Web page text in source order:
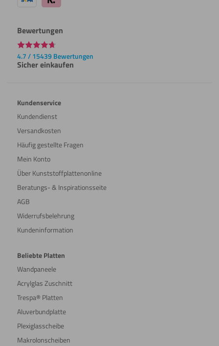
Bewertungen
4.7 / 15439 Bewertungen
Sicher einkaufen
Kundenservice
Kundendienst
Versandkosten
Häufig gestellte Fragen
Mein Konto
Über Kunststoffplattenonline
Beratungs- & Inspirationsseite
AGB
Widerrufsbelehrung
Kundeninformation
Beliebte Platten
Wandpaneele
Acrylglas Zuschnitt
Trespa® Platten
Aluverbundplatte
Plexiglasscheibe
Makrolonscheiben